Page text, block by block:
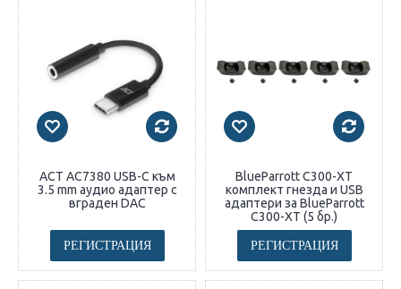
ACT AC7380 USB-C към
3.5 mm аудио адаптер с
вграден DAC
РЕГИСТРАЦИЯ
BlueParrott C300-XT
комплект гнезда и USB
адаптери за BlueParrott
C300-XT (5 бр.)
РЕГИСТРАЦИЯ